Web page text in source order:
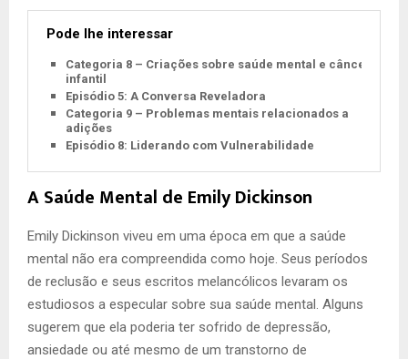
Pode lhe interessar
Categoria 8 – Criações sobre saúde mental e câncer
infantil
Episódio 5: A Conversa Reveladora
Categoria 9 – Problemas mentais relacionados a
adições
Episódio 8: Liderando com Vulnerabilidade
A Saúde Mental de Emily Dickinson
Emily Dickinson viveu em uma época em que a saúde
mental não era compreendida como hoje. Seus períodos
de reclusão e seus escritos melancólicos levaram os
estudiosos a especular sobre sua saúde mental. Alguns
sugerem que ela poderia ter sofrido de depressão,
ansiedade ou até mesmo de um transtorno de